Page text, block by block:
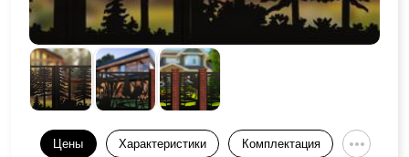
Цены Характеристики Комплектация